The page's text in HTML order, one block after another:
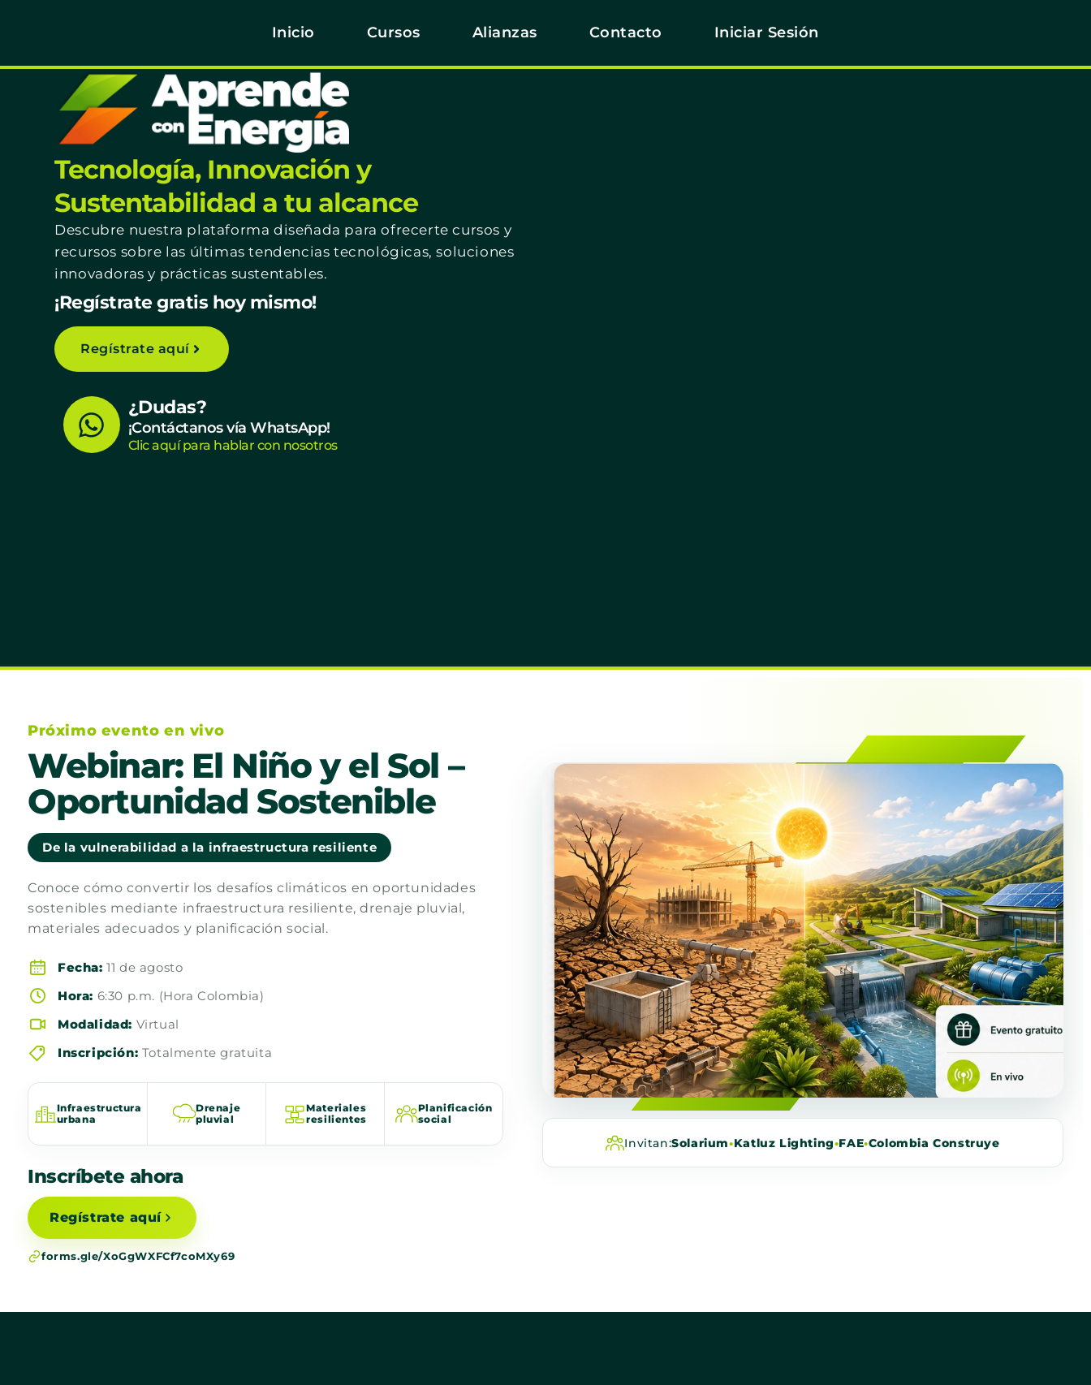
Inicio Cursos Alianzas Contacto Iniciar Sesión
Tecnología, Innovación y
Sustentabilidad a tu alcance
Descubre nuestra plataforma diseñada para ofrecerte cursos y
recursos sobre las últimas tendencias tecnológicas, soluciones
innovadoras y prácticas sustentables.
¡Regístrate gratis hoy mismo!
Regístrate aquí
W
h
¿Dudas?
¡Contáctanos vía WhatsApp!
Clic aquí para hablar con nosotros
Próximo evento en vivo
Webinar: El Niño y el Sol –
Oportunidad Sostenible
De la vulnerabilidad a la infraestructura resiliente
Conoce cómo convertir los desafíos climáticos en oportunidades
sostenibles mediante infraestructura resiliente, drenaje pluvial,
materiales adecuados y planificación social.
Fecha: 11 de agosto
Hora: 6:30 p.m. (Hora Colombia)
Modalidad: Virtual
Inscripción: Totalmente gratuita
Infraestructura
urbana
Drenaje
pluvial
Materiales
resilientes
Planificación
social
Inscríbete ahora
Regístrate aquí
forms.gle/XoGgWXFCf7coMXy69
Invitan:Solarium•Katluz Lighting•FAE•Colombia Construye